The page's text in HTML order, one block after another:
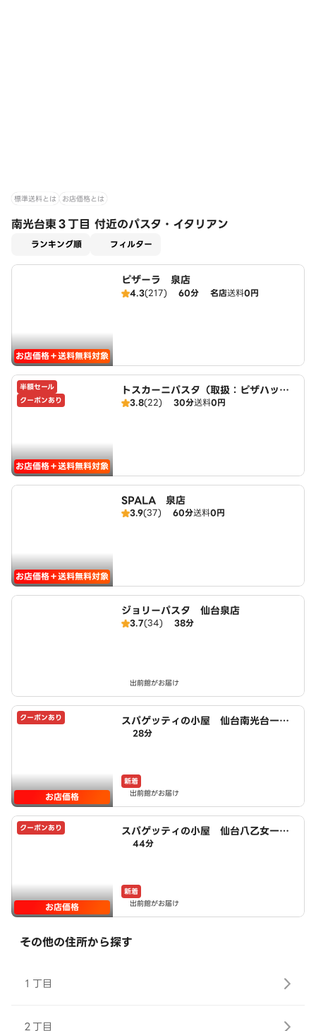
標準送料とは お店価格とは
南光台東３丁目 付近のパスタ・イタリアン
ランキング順 フィルター
お店価格＋送料無料対象
ピザーラ 泉店
4.3(217) 60分 名店送料0円
半額セール
クーポンあり
お店価格＋送料無料対象
トスカーニパスタ（取扱：ピザハット
旭ヶ丘四条通り店）
3.8(22) 30分送料0円
お店価格＋送料無料対象
SPALA 泉店
3.9(37) 60分送料0円
ジョリーパスタ 仙台泉店
3.7(34) 38分
出前館がお届け
クーポンあり
お店価格
スパゲッティの小屋 仙台南光台一丁
目店 powered by LAWSON
28分
新着
出前館がお届け
クーポンあり
お店価格
スパゲッティの小屋 仙台八乙女一丁
目店 powered by LAWSON
44分
新着
出前館がお届け
その他の住所から探す
１丁目
２丁目